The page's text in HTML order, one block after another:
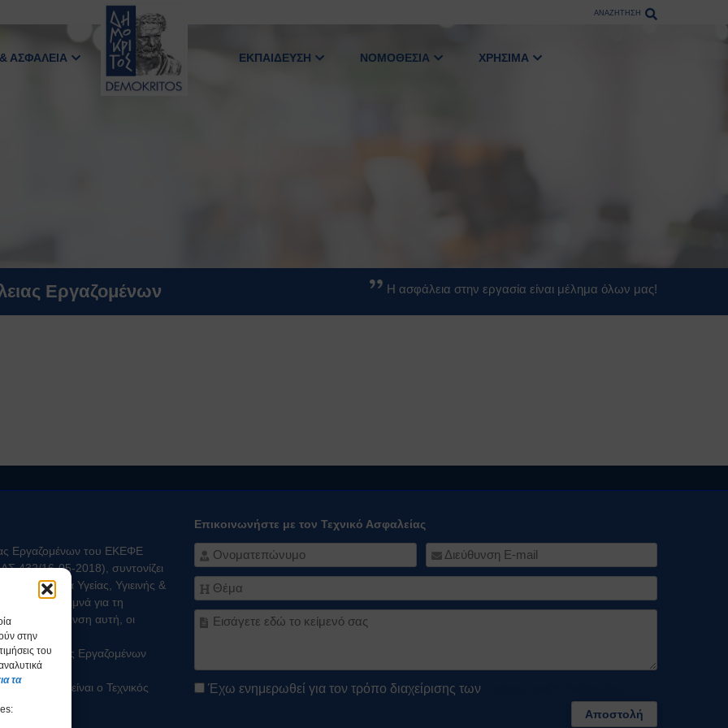
στην
του
τα
ΑΝΑΖΗΤΗΣΗ
ΑΣΦΑΛΕΙΑ ΕΚΠΑΙΔΕΥΣΗ ΝΟΜΟΘΕΣΙΑ ΧΡΗΣΙΜΑ
Εργαζομένων Η ασφάλεια στην εργασία είναι μέλημα όλων μας!
Εργαζομένων του ΕΚΕΦΕ
432/16-05-2018), συντονίζει
σε θέματα Υγείας, Υγιεινής &
και μεριμνά για τη
κατεύθυνση αυτή, οι
Ασφάλειας Εργαζομένων
είναι ο Τεχνικός
Επικοινωνήστε με τον Τεχνικό Ασφαλείας
Έχω ενημερωθεί για τον τρόπο διαχείρισης των